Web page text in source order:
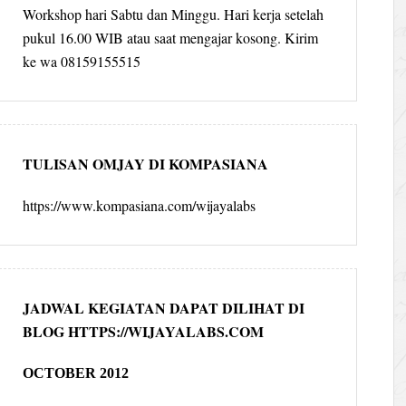
Workshop hari Sabtu dan Minggu. Hari kerja setelah
pukul 16.00 WIB atau saat mengajar kosong. Kirim
ke wa 08159155515
TULISAN OMJAY DI KOMPASIANA
https://www.kompasiana.com/wijayalabs
JADWAL KEGIATAN DAPAT DILIHAT DI
BLOG HTTPS://WIJAYALABS.COM
OCTOBER 2012